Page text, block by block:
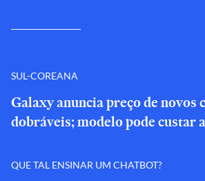
SUL-COREANA
Galaxy anuncia preço de novos
dobráveis; modelo pode custar
QUE TAL ENSINAR UM CHATBOT?